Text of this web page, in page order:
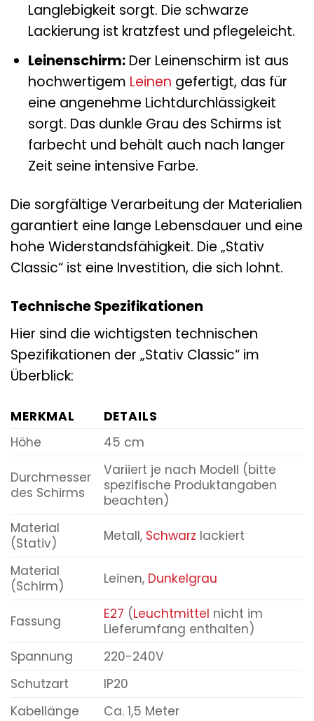
Langlebigkeit sorgt. Die schwarze
Lackierung ist kratzfest und pflegeleicht.
Leinenschirm:Der Leinenschirm ist aus
hochwertigem Leinen gefertigt, das für
eine angenehme Lichtdurchlässigkeit
sorgt. Das dunkle Grau des Schirms ist
farbecht und behält auch nach langer
Zeit seine intensive Farbe.
Die sorgfältige Verarbeitung der Materialien
garantiert eine lange Lebensdauer und eine
hohe Widerstandsfähigkeit. Die „Stativ
Classic“ ist eine Investition, die sich lohnt.
Technische Spezifikationen
Hier sind die wichtigsten technischen
Spezifikationen der „Stativ Classic“ im
Überblick:
MERKMAL
DETAILS
Höhe
45 cm
Durchmesser
des Schirms
Variiert je nach Modell (bitte
spezifische Produktangaben
beachten)
Material
(Stativ)
Metall, Schwarz lackiert
Material
(Schirm)
Leinen, Dunkelgrau
Fassung E27 (Leuchtmittel nicht im
Lieferumfang enthalten)
Spannung
220-240V
Schutzart
IP20
Kabellänge
Ca. 1,5 Meter